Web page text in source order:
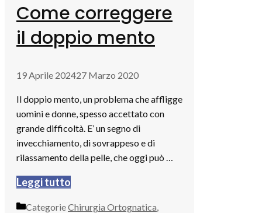
Come correggere
il doppio mento
19 Aprile 202427 Marzo 2020
Il doppio mento, un problema che affligge
uomini e donne, spesso accettato con
grande difficoltà. E’ un segno di
invecchiamento, di sovrappeso e di
rilassamento della pelle, che oggi può …
Leggi tutto
CategorieChirurgia Ortognatica